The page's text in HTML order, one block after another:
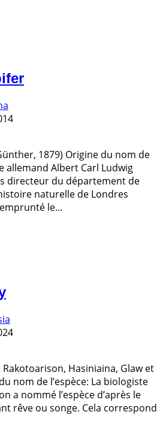
1879) Origine du nom de
allemand Albert Carl Ludwig
directeur du département de
naturelle de Londres
le...
Hasiniaina, Glaw et
nom de l’espèce: La biologiste
a nommé l’espèce d’après le
rêve ou songe. Cela correspond